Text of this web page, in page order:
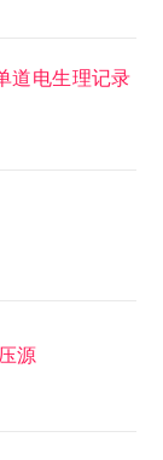
道电生理记录
源